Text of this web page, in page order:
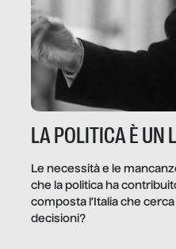
LA POLITICA È UN
Le necessità e le
che la politica ha
composta l’Italia che
decisioni?